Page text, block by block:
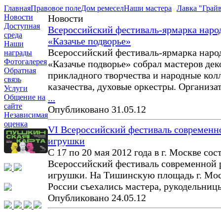
ГлавнаяПравовое полеДом ремеселНаши мастера
Лавка
Новости
Доступная
среда
Наши
награды
Фотогалерея
Обратная
связь
Услуги
Общение на
сайте
Независимая
оценка
Новости
Всероссийский фестиваль-ярмарка
«Казачье подворье»
Всероссийский фестиваль-ярмарка
«Казачье подворье» собрал мастеров
прикладного творчества и народные
казачества, духовые оркестры.
...
Опубликовано 31.05.12
VI Всероссийский фестиваль
игрушки
С 17 по 20 мая 2012 года в г. Москве
Всероссийский фестиваль современной
игрушки. На Тишинскую площадь г.
России съехались мастера,
Опубликовано 24.05.12